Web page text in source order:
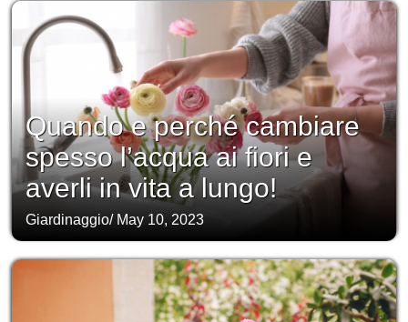
Quando e perché cambiare
spesso l’acqua ai fiori e
averli in vita a lungo!
Giardinaggio/ May 10, 2023